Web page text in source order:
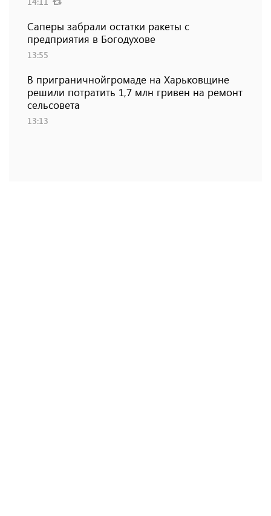
Саперы забрали остатки ракеты с
предприятия в Богодухове
13:55
В приграничнойгромаде на Харьковщине
решили потратить 1,7 млн ​​гривен на ремонт
сельсовета
13:13